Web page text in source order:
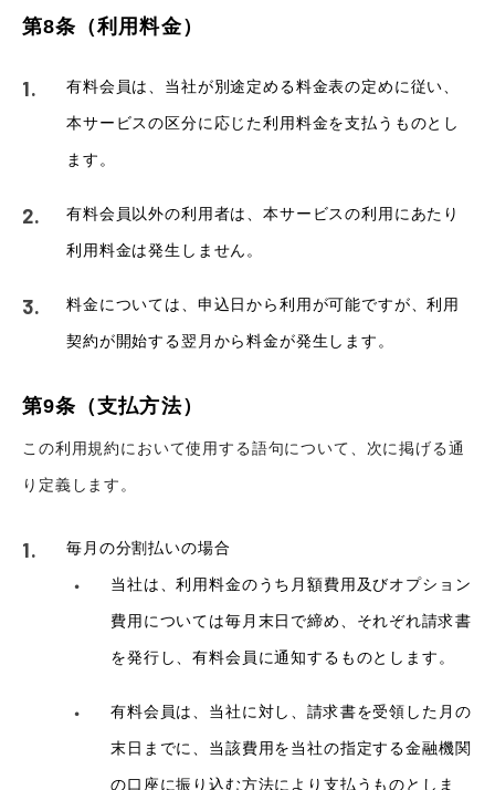
第8条（利用料金）
有料会員は、当社が別途定める料金表の定めに従い、
本サービスの区分に応じた利用料金を支払うものとし
ます。
有料会員以外の利用者は、本サービスの利用にあたり
利用料金は発生しません。
料金については、申込日から利用が可能ですが、利用
契約が開始する翌月から料金が発生します。
第9条（支払方法）
この利用規約において使用する語句について、次に掲げる通
り定義します。
毎月の分割払いの場合
当社は、利用料金のうち月額費用及びオプション
費用については毎月末日で締め、それぞれ請求書
を発行し、有料会員に通知するものとします。
有料会員は、当社に対し、請求書を受領した月の
末日までに、当該費用を当社の指定する金融機関
の口座に振り込む方法により支払うものとしま